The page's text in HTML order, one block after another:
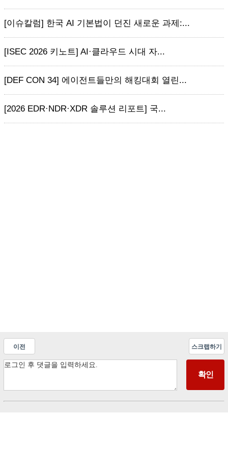
[이슈칼럼] 한국 AI 기본법이 던진 새로운 과제:...
[ISEC 2026 키노트] AI·클라우드 시대 자...
[DEF CON 34] 에이전트들만의 해킹대회 열린...
[2026 EDR·NDR·XDR 솔루션 리포트] 국...
이전 스크랩하기